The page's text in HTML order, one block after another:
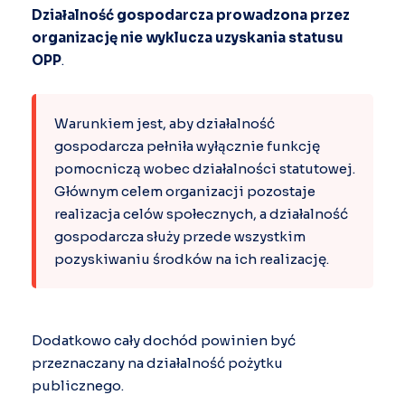
Działalność gospodarcza prowadzona przez
organizację nie wyklucza uzyskania statusu
OPP.
Warunkiem jest, aby działalność
gospodarcza pełniła wyłącznie funkcję
pomocniczą wobec działalności statutowej.
Głównym celem organizacji pozostaje
realizacja celów społecznych, a działalność
gospodarcza służy przede wszystkim
pozyskiwaniu środków na ich realizację.
Dodatkowo cały dochód powinien być
przeznaczany na działalność pożytku
publicznego.